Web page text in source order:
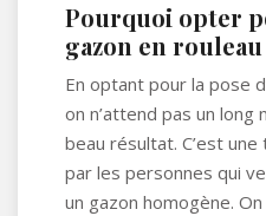
Pourquoi opter
gazon en rouleau
En optant pour la pose
on n’attend pas un long
beau résultat. C’est
par les personnes qui
un gazon homogène.